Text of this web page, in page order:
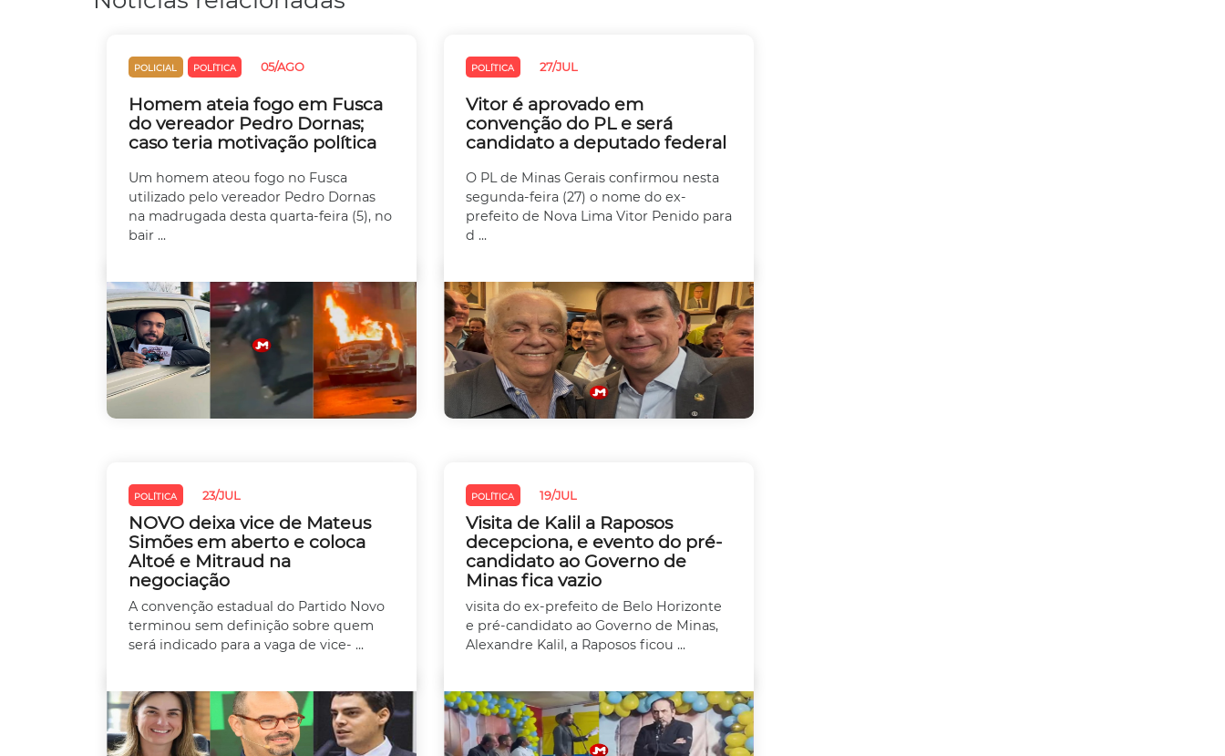
POLICIAL POLÍTICA 05/AGO
Homem ateia fogo em Fusca
do vereador Pedro Dornas;
caso teria motivação política
Um homem ateou fogo no Fusca
utilizado pelo vereador Pedro Dornas
na madrugada desta quarta-feira (5), no
bair ...
POLÍTICA 27/JUL
Vitor é aprovado em
convenção do PL e será
candidato a deputado federal
O PL de Minas Gerais confirmou nesta
segunda-feira (27) o nome do ex-
prefeito de Nova Lima Vitor Penido para
d ...
POLÍTICA 23/JUL
NOVO deixa vice de Mateus
Simões em aberto e coloca
Altoé e Mitraud na
negociação
A convenção estadual do Partido Novo
terminou sem definição sobre quem
será indicado para a vaga de vice- ...
POLÍTICA 19/JUL
Visita de Kalil a Raposos
decepciona, e evento do pré-
candidato ao Governo de
Minas fica vazio
visita do ex-prefeito de Belo Horizonte
e pré-candidato ao Governo de Minas,
Alexandre Kalil, a Raposos ficou ...